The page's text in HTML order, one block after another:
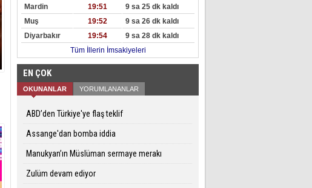
Mardin
19:51
9 sa 25 dk kaldı
Muş
19:52
9 sa 26 dk kaldı
Diyarbakır
19:54
9 sa 28 dk kaldı
Tüm İllerin İmsakiyeleri
EN ÇOK
OKUNANLAR YORUMLANANLAR
ABD’den Türkiye'ye flaş teklif
Assange'dan bomba iddia
Manukyan’ın Müslüman sermaye merakı
Zulüm devam ediyor